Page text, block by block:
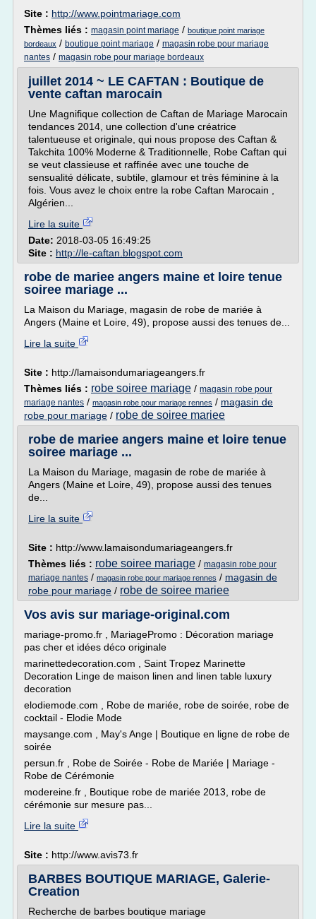
Site : http://www.pointmariage.com
Thèmes liés : magasin point mariage / boutique point mariage
bordeaux / boutique point mariage / magasin robe pour mariage
nantes / magasin robe pour mariage bordeaux
juillet 2014 ~ LE CAFTAN : Boutique de
vente caftan marocain
Une Magnifique collection de Caftan de Mariage Marocain
tendances 2014, une collection d'une créatrice
talentueuse et originale, qui nous propose des Caftan &
Takchita 100% Moderne & Traditionnelle, Robe Caftan qui
se veut classieuse et raffinée avec une touche de
sensualité délicate, subtile, glamour et très féminine à la
fois. Vous avez le choix entre la robe Caftan Marocain ,
Algérien...
Lire la suite
Date: 2018-03-05 16:49:25
Site : http://le-caftan.blogspot.com
robe de mariee angers maine et loire tenue
soiree mariage ...
La Maison du Mariage, magasin de robe de mariée à
Angers (Maine et Loire, 49), propose aussi des tenues de...
Lire la suite
Site : http://lamaisondumariageangers.fr
Thèmes liés : robe soiree mariage / magasin robe pour
mariage nantes / magasin robe pour mariage rennes / magasin de
robe pour mariage / robe de soiree mariee
robe de mariee angers maine et loire tenue
soiree mariage ...
La Maison du Mariage, magasin de robe de mariée à
Angers (Maine et Loire, 49), propose aussi des tenues
de...
Lire la suite
Site : http://www.lamaisondumariageangers.fr
Thèmes liés : robe soiree mariage / magasin robe pour
mariage nantes / magasin robe pour mariage rennes / magasin de
robe pour mariage / robe de soiree mariee
Vos avis sur mariage-original.com
mariage-promo.fr , MariagePromo : Décoration mariage
pas cher et idées déco originale
marinettedecoration.com , Saint Tropez Marinette
Decoration Linge de maison linen and linen table luxury
decoration
elodiemode.com , Robe de mariée, robe de soirée, robe de
cocktail - Elodie Mode
maysange.com , May's Ange | Boutique en ligne de robe de
soirée
persun.fr , Robe de Soirée - Robe de Mariée | Mariage -
Robe de Cérémonie
modereine.fr , Boutique robe de mariée 2013, robe de
cérémonie sur mesure pas...
Lire la suite
Site : http://www.avis73.fr
BARBES BOUTIQUE MARIAGE, Galerie-
Creation
Recherche de barbes boutique mariage